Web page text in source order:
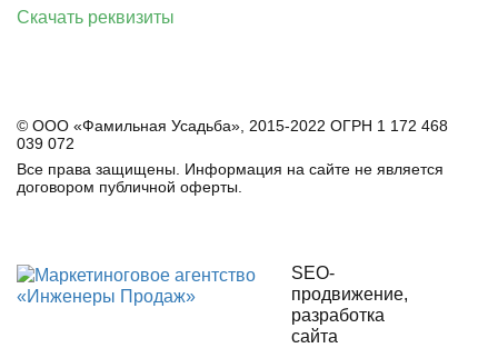
Скачать реквизиты
© ООО «Фамильная Усадьба», 2015-2022 ОГРН 1 172 468
039 072
Все права защищены. Информация на сайте не является
договором публичной оферты.
SEO-
продвижение,
разработка
сайта